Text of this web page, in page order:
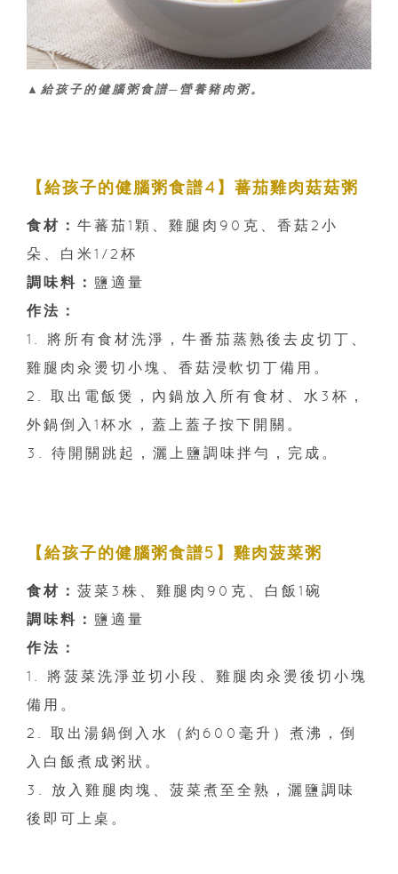
▲給孩子的健腦粥食譜─營養豬肉粥。
【給孩子的健腦粥食譜4】蕃茄雞肉菇菇粥
食材： 牛蕃茄1顆、雞腿肉90克、香菇2小
朵、白米1/2杯
調味料： 鹽適量
作法：
1. 將所有食材洗淨，牛番茄蒸熟後去皮切丁、
雞腿肉汆燙切小塊、香菇浸軟切丁備用。
2. 取出電飯煲，內鍋放入所有食材、水3杯，
外鍋倒入1杯水，蓋上蓋子按下開關。
3. 待開關跳起，灑上鹽調味拌勻，完成。
【給孩子的健腦粥食譜5】雞肉菠菜粥
食材： 菠菜3株、雞腿肉90克、白飯1碗
調味料： 鹽適量
作法：
1. 將菠菜洗淨並切小段、雞腿肉汆燙後切小塊
備用。
2. 取出湯鍋倒入水（約600毫升）煮沸，倒
入白飯煮成粥狀。
3. 放入雞腿肉塊、菠菜煮至全熟，灑鹽調味
後即可上桌。